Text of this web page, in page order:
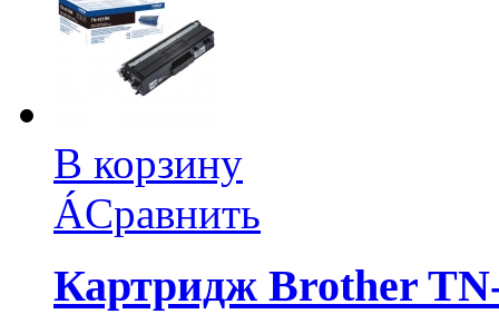
В корзину
ÁСравнить
Картридж Brother